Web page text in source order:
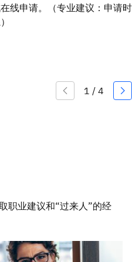
线申请。（专业建议：申请时
职业建议和“过来人”的经